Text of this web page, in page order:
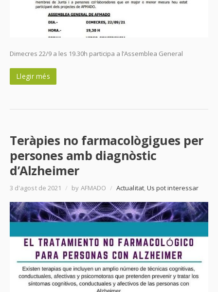
Dimecres 22/9 a les 19.30h participa a l’Assemblea General
Llegir més
Teràpies no farmacològigues per
persones amb diagnòstic
d’Alzheimer
3 d'agost de 2021 / by AFMADO / Actualitat,Us pot interessar